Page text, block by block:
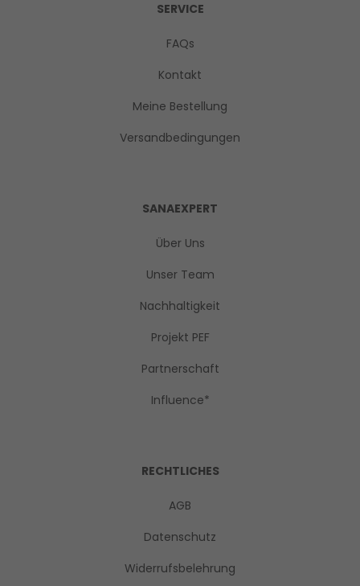
SERVICE
FAQs
Kontakt
Meine Bestellung
Versandbedingungen
SANAEXPERT
Über Uns
Unser Team
Nachhaltigkeit
Projekt PEF
Partnerschaft
Influence*
RECHTLICHES
AGB
Datenschutz
Widerrufsbelehrung